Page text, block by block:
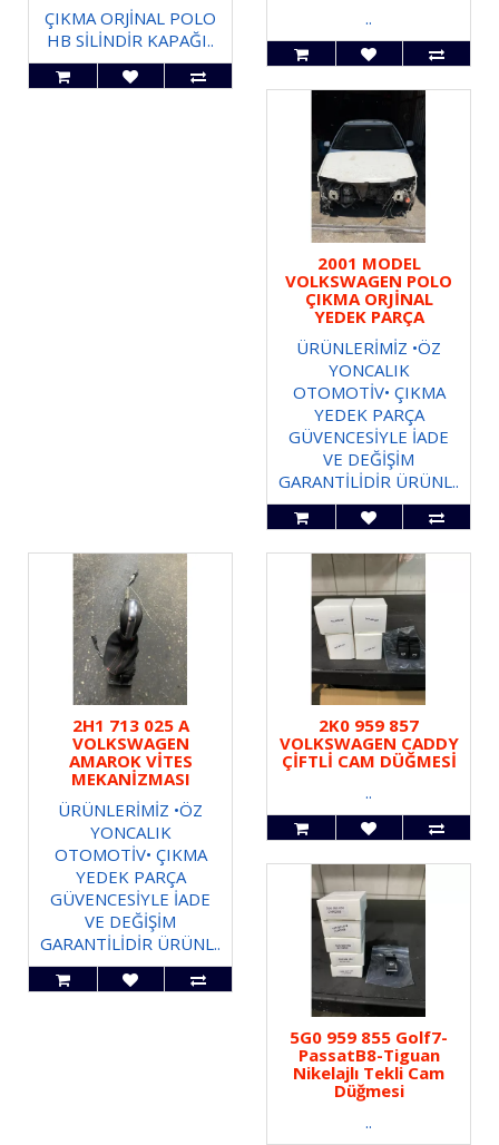
ÇIKMA ORJİNAL POLO
HB SİLİNDİR KAPAĞI..
..
2001 MODEL
VOLKSWAGEN POLO
ÇIKMA ORJİNAL
YEDEK PARÇA
ÜRÜNLERİMİZ •ÖZ
YONCALIK
OTOMOTİV• ÇIKMA
YEDEK PARÇA
GÜVENCESİYLE İADE
VE DEĞİŞİM
GARANTİLİDİR ÜRÜNL..
2H1 713 025 A
VOLKSWAGEN
AMAROK VİTES
MEKANİZMASI
ÜRÜNLERİMİZ •ÖZ
YONCALIK
OTOMOTİV• ÇIKMA
YEDEK PARÇA
GÜVENCESİYLE İADE
VE DEĞİŞİM
GARANTİLİDİR ÜRÜNL..
2K0 959 857
VOLKSWAGEN CADDY
ÇİFTLİ CAM DÜĞMESİ
..
5G0 959 855 Golf7-
PassatB8-Tiguan
Nikelajlı Tekli Cam
Düğmesi
..